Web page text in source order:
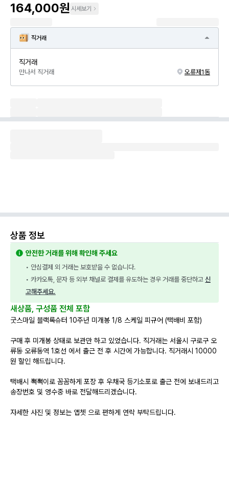
164,000원 시세보기
직거래
직거래
만나서 직거래 오류제1동
상품 정보
안전한 거래를 위해 확인해 주세요
• 안심결제 외 거래는 보호받을 수 없습니다.
• 카카오톡, 문자 등 외부 채널로 결제를 유도하는 경우 거래를 중단하고 신
고해주세요.
새상품, 구성품 전체 포함
굿스마일 블랙록슈터 10주년 미개봉 1/8 스케일 피규어 (택배비 포함)
구매 후 미개봉 상태로 보관만 하고 있었습니다. 직거래는 서울시 구로구 오
류동 오류동역 1호선 에서 출근 전 후 시간에 가능합니다. 직거래시 10000
원 할인 해드립니다.
택배시 뽁뽁이로 꼼꼼하게 포장 후 우채국 등기소포로 출근 전에 보내드리고
송장번호 및 영수중 바로 전달해드리겠습니다.
자세한 사진 및 정보는 앱쳇 으로 편하게 연락 부탁드립니다.